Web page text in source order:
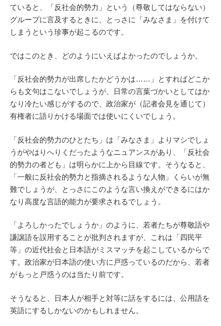
ていると、「反社会的勢力」という（尊敬してはならない）
グループに言及するときに、とっさに「みなさま」を付けて
しまうという珍事が起こるのです。
ではこのとき、どのようにいえばよかったのでしょうか。
「反社会的勢力が出席したかどうかは……」とすればどこか
らも文句はこないでしょうが、日常の言葉づかいとしてはか
なり冷たい感じがするので、政治家が（記者会見を通じて）
有権者に語りかける場面では使いにくいでしょう。
「反社会的勢力のひとたち」は「みなさま」よりマシでしょ
うがやはりへりくだったようなニュアンスがあり、「反社会
的勢力の者ども」は明らかに上から目線です。そうなると、
「一般に反社会的勢力と指摘されるような人物」くらいが無
難でしょうが、とっさにこのような言い換えができるにはか
なり高度な言語的能力が要求されるでしょう。
「よろしかったでしょうか」のように、若者たちが尊敬語や
謙譲語を誤用することが批判されますが、これは「四民平
等」の近代社会と日本語がミスマッチを起こしているからで
す。政治家が日本語の使い方に戸惑っているのだから、若者
がもっと戸惑うのは当たり前です。
そうなると、日本人が相手と対等に話をするには、公用語を
英語にするしかないのかもしれません。